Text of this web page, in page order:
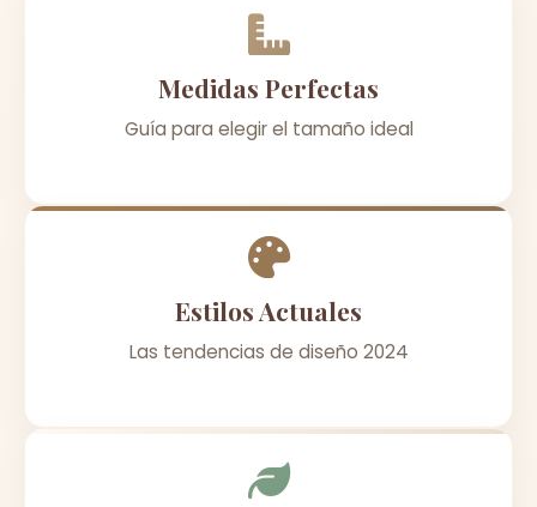
Medidas Perfectas
Guía para elegir el tamaño ideal
Estilos Actuales
Las tendencias de diseño 2024